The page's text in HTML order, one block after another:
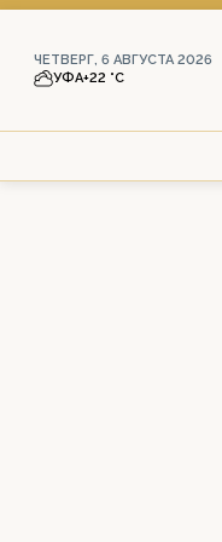
ЧЕТВЕРГ, 6 АВГУСТА 2026
УФА+22 °С